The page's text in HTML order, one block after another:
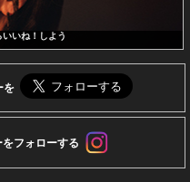
いね！しよう
を
フォローする